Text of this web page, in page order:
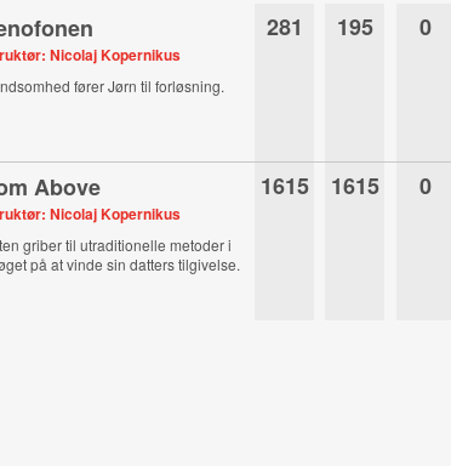
Nicolaj Kopernikus
fører Jørn til forløsning.
281 195 0
Above
Nicolaj Kopernikus
griber til utraditionelle metoder i
på at vinde sin datters tilgivelse.
1615 1615 0